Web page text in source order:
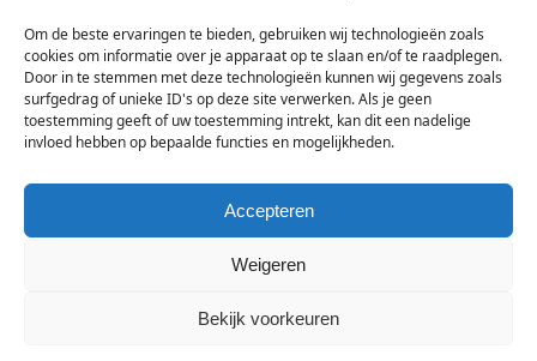
Om de beste ervaringen te bieden, gebruiken wij technologieën zoals
cookies om informatie over je apparaat op te slaan en/of te raadplegen.
Door in te stemmen met deze technologieën kunnen wij gegevens zoals
surfgedrag of unieke ID's op deze site verwerken. Als je geen
toestemming geeft of uw toestemming intrekt, kan dit een nadelige
invloed hebben op bepaalde functies en mogelijkheden.
Accepteren
Weigeren
Bekijk voorkeuren
Vul
hier
je
e-
mailadres
in
Sign Up